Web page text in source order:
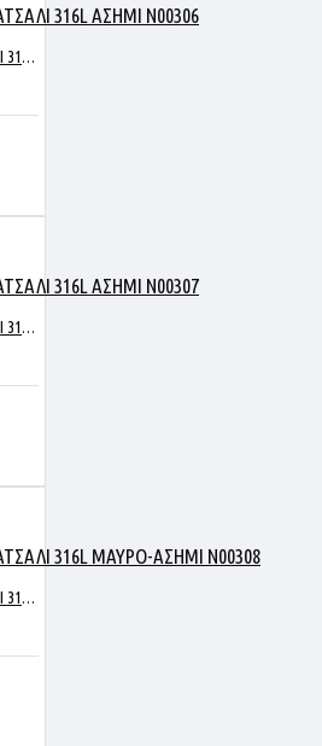
ΑΝΔΡΙΚΗ ΧΕΙΡΟΠΕΔΑ ΑΤΣΑΛΙ 316L ΑΣΗΜΙ N00306
ΑΝΔΡΙΚΗ ΧΕΙΡΟΠΕΔΑ ΑΤΣΑΛΙ 316L ΑΣΗΜΙ N00307
ΑΝΔΡΙΚΗ ΧΕΙΡΟΠΕΔΑ ΑΤΣΑΛΙ 316L ΜΑΥΡΟ-ΑΣΗΜΙ N00308